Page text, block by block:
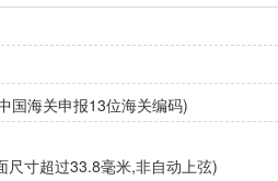
国海关申报13位海关编码)
尺寸超过33.8毫米,非自动上弦)